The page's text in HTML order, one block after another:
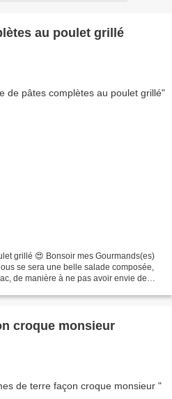
au poulet grillé
grillé 😍 Bonsoir mes Gourmands(es)
se sera une belle salade composée,
de manière à ne pas avoir envie de
croque monsieur